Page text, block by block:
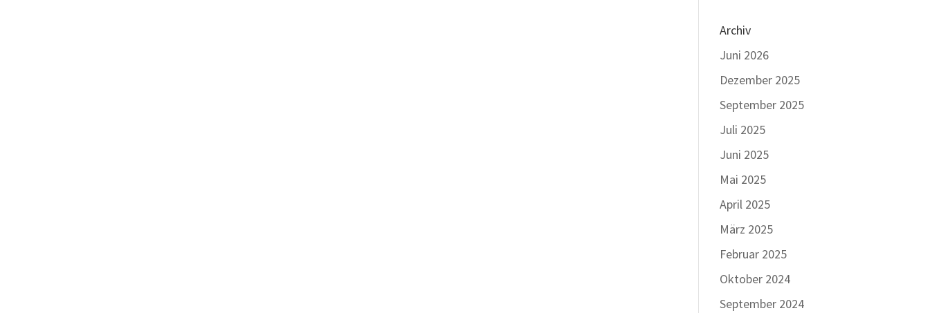
Archiv
Juni 2026
Dezember 2025
September 2025
Juli 2025
Juni 2025
Mai 2025
April 2025
März 2025
Februar 2025
Oktober 2024
September 2024